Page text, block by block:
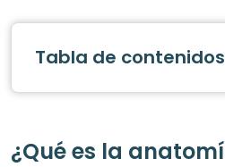
Tabla de contenidos
¿Qué es la